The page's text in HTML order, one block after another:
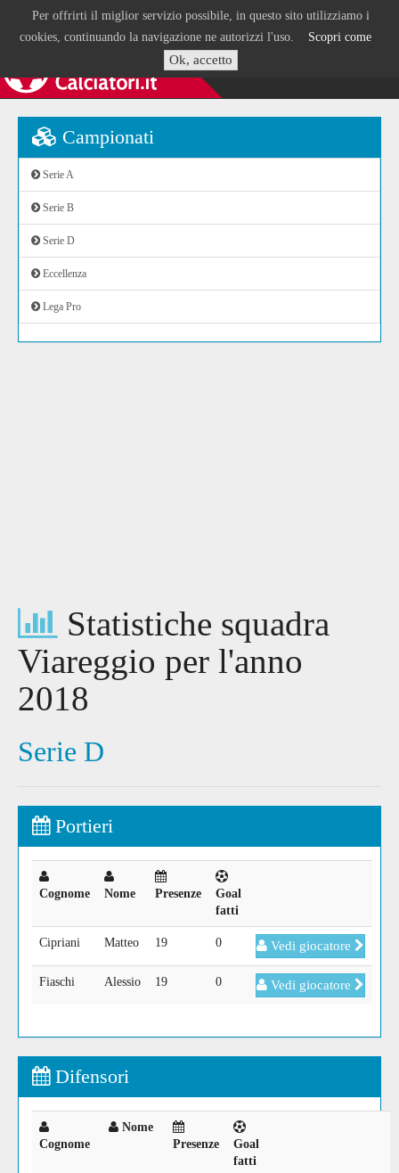
Per offrirti il miglior servizio possibile, in questo sito utilizziamo i
cookies, continuando la navigazione ne autorizzi l'uso. Scopri come
Ok, accetto
Campionati
Serie A
Serie B
Serie D
Eccellenza
Lega Pro
Statistiche squadra
Viareggio per l'anno
2018
Serie D
Portieri
Cognome Nome Presenze
Goal
fatti
Cipriani Matteo 19 0 Vedi giocatore
Fiaschi Alessio 19 0 Vedi giocatore
Difensori
Cognome
Nome
Presenze
Goal
fatti